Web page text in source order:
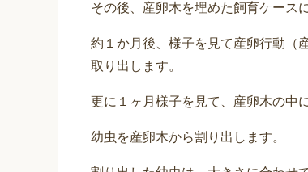
その後、産卵木を埋めた飼育ケース
約１か月後、様子を見て産卵行動（
取り出します。
更に１ヶ月様子を見て、産卵木の中
幼虫を産卵木から割り出します。